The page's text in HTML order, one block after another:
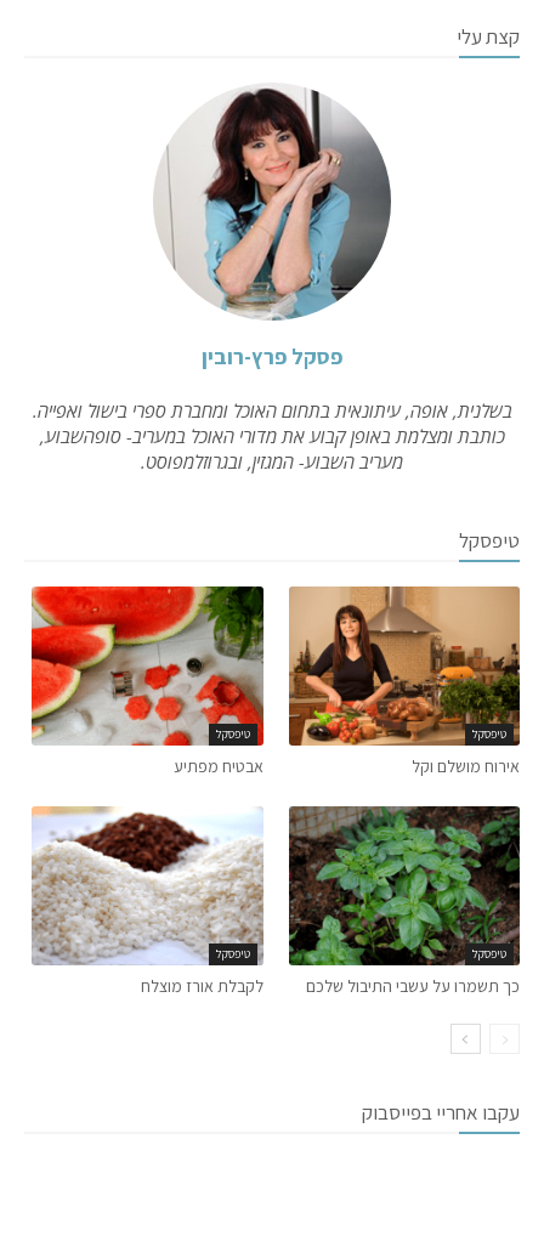
קצת עלי
פסקל פרץ-רובין
בשלנית, אופה, עיתונאית בתחום האוכל ומחברת ספרי בישול ואפייה.
כותבת ומצלמת באופן קבוע את מדורי האוכל במעריב- סופהשבוע,
מעריב השבוע- המגזין, ובגרוזלמפוסט.
טיפסקל
טיפסקל
אירוח מושלם וקל
טיפסקל
אבטיח מפתיע
טיפסקל
כך תשמרו על עשבי התיבול שלכם
טיפסקל
לקבלת אורז מוצלח
עקבו אחריי בפייסבוק